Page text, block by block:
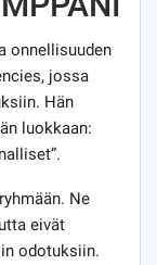
onnellisuuden
jossa
Hän
luokkaan:
Ne
eivät
odotuksiin.